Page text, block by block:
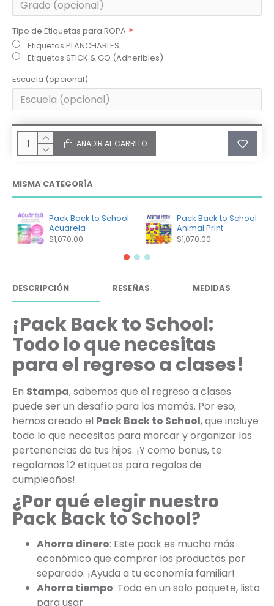
Tipo de Etiquetas para ROPA
Etiquetas PLANCHABLES
Etiquetas STICK & GO (Adheribles)
Escuela (opcional)
AÑADIR AL CARRITO
MISMA CATEGORÍA
Pack Back to School
Acuarela
$1,070.00
Pack Back to School
Animal Print
$1,070.00
DESCRIPCIÓN RESEÑAS MEDIDAS
¡Pack Back to School:
Todo lo que necesitas
para el regreso a clases!
En Stampa, sabemos que el regreso a clases
puede ser un desafío para las mamás. Por eso,
hemos creado el Pack Back to School, que incluye
todo lo que necesitas para marcar y organizar las
pertenencias de tus hijos. ¡Y como bonus, te
regalamos 12 etiquetas para regalos de
cumpleaños!
¿Por qué elegir nuestro
Pack Back to School?
Ahorra dinero: Este pack es mucho más
económico que comprar los productos por
separado. ¡Ayuda a tu economía familiar!
Ahorra tiempo: Todo en un solo paquete, listo
para usar.